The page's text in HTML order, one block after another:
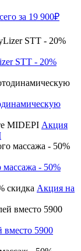
за 19 900₽
STT - 20%
Акция
- 50%
Акция на
вместо 5900